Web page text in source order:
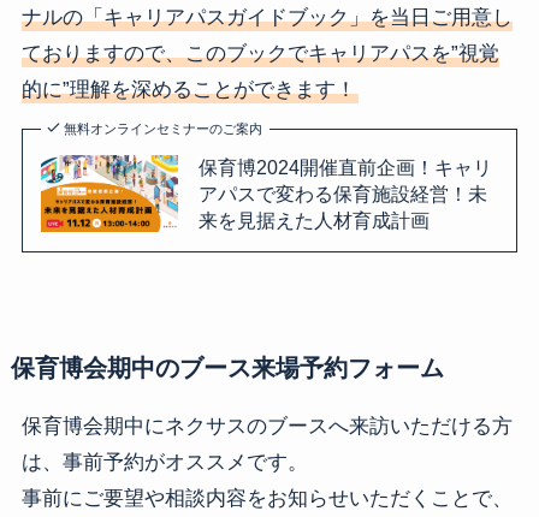
ナルの「キャリアパスガイドブック」を当日ご用意し
ておりますので、このブックでキャリアパスを”視覚
的に”理解を深めることができます！
無料オンラインセミナーのご案内
保育博2024開催直前企画！キャリ
アパスで変わる保育施設経営！未
来を見据えた人材育成計画
保育博会期中のブース来場予約フォーム
保育博会期中にネクサスのブースへ来訪いただける方
は、事前予約がオススメです。
事前にご要望や相談内容をお知らせいただくことで、